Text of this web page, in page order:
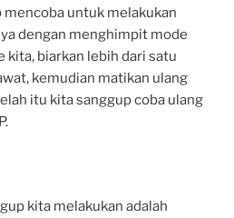
mencoba untuk melakukan
dengan menghimpit mode
kita, biarkan lebih dari satu
kemudian matikan ulang
itu kita sanggup coba ulang
kita melakukan adalah